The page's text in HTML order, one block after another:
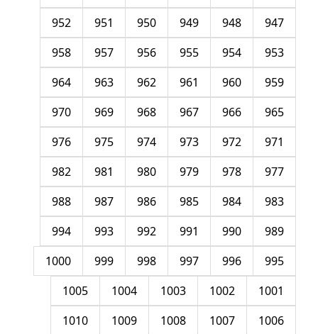
947
948
949
950
951
952
953
954
955
956
957
958
959
960
961
962
963
964
965
966
967
968
969
970
971
972
973
974
975
976
977
978
979
980
981
982
983
984
985
986
987
988
989
990
991
992
993
994
995
996
997
998
999
1000
1001
1002
1003
1004
1005
1006
1007
1008
1009
1010